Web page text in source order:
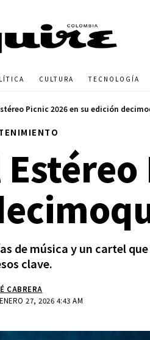
CULTURA TECNOLOGÍA
Picnic 2026 en su edición
de música y un cartel
clave.
27, 2026 4:43 AM
CABRERA